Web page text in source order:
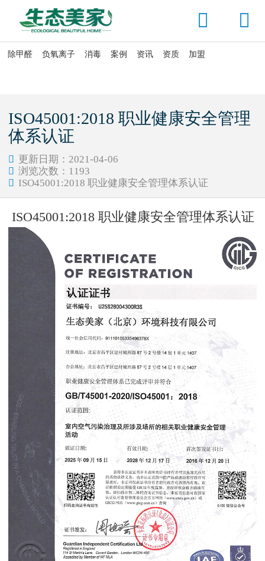


除甲醛 负氧离子 消毒 案例 资讯 资质 加盟
ISO45001:2018 职业健康安全管理
体系认证
 更新日期：2021-04-06
 浏览次数： 1193
 ISO45001:2018 职业健康安全管理体系认证
ISO45001:2018 职业健康安全管理体系认证